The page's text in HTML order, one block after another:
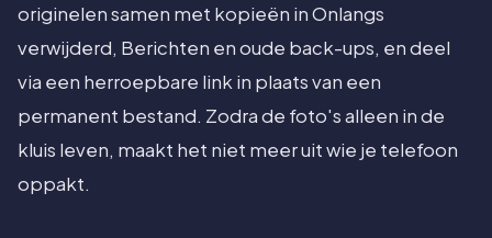
originelen samen met kopieën in Onlangs
verwijderd, Berichten en oude back-ups, en deel
via een herroepbare link in plaats van een
permanent bestand. Zodra de foto's alleen in de
kluis leven, maakt het niet meer uit wie je telefoon
oppakt.